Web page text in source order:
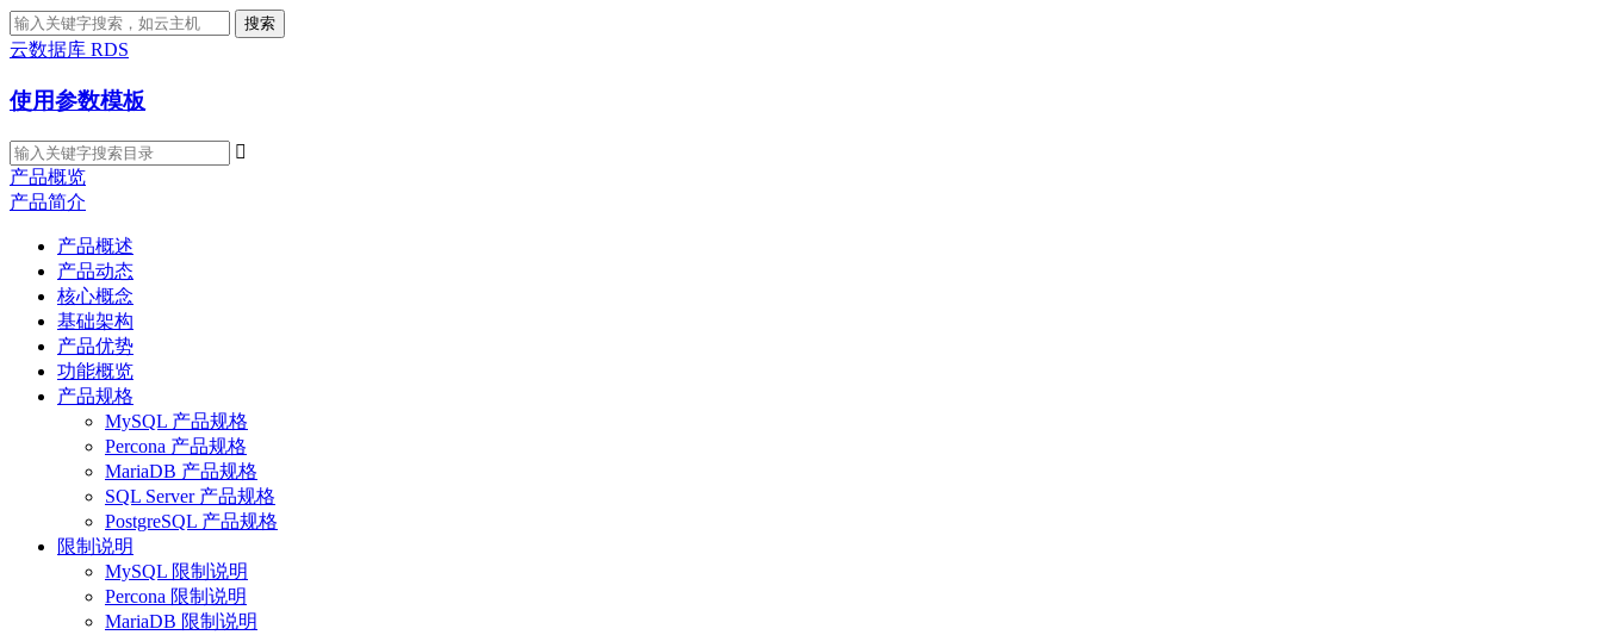
搜索
云数据库 RDS
使用参数模板

产品概览
产品简介
产品概述
产品动态
核心概念
基础架构
产品优势
功能概览
产品规格
MySQL 产品规格
Percona 产品规格
MariaDB 产品规格
SQL Server 产品规格
PostgreSQL 产品规格
限制说明
MySQL 限制说明
Percona 限制说明
MariaDB 限制说明